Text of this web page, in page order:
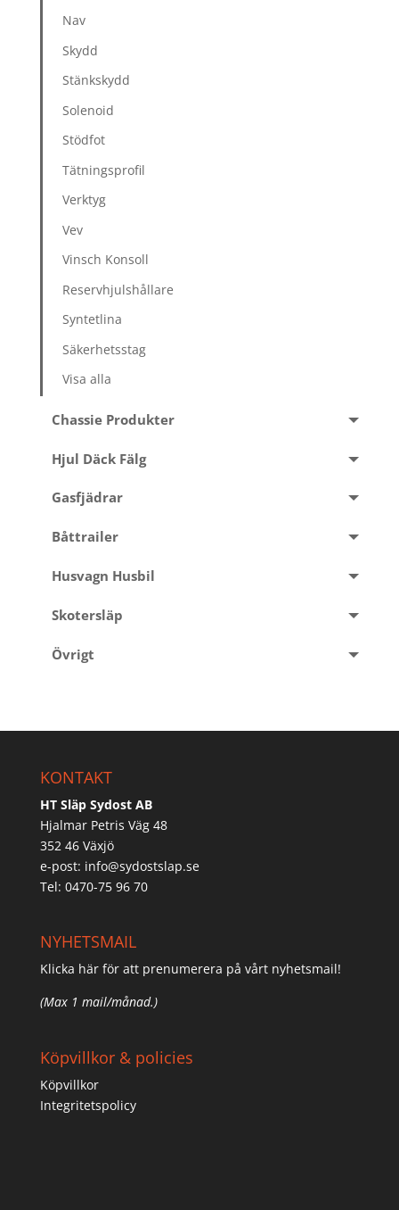
Nav
Skydd
Stänkskydd
Solenoid
Stödfot
Tätningsprofil
Verktyg
Vev
Vinsch Konsoll
Reservhjulshållare
Syntetlina
Säkerhetsstag
Visa alla
Chassie Produkter
Hjul Däck Fälg
Gasfjädrar
Båttrailer
Husvagn Husbil
Skotersläp
Övrigt
KONTAKT
HT Släp Sydost AB
Hjalmar Petris Väg 48
352 46 Växjö
e-post: info@sydostslap.se
Tel: 0470-75 96 70
NYHETSMAIL
Klicka här för att prenumerera på vårt nyhetsmail!
(Max 1 mail/månad.)
Köpvillkor & policies
Köpvillkor
Integritetspolicy